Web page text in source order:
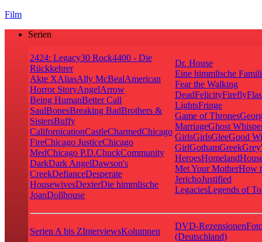
Film
Serien
2424: Legacy30 Rock4400 - Die
Rückkehrer
Akte XAliasAlly McBealAmerican
Horror StoryAngelArrow
Being HumanBetter Call
SaulBonesBreaking BadBrothers &
SistersBuffy
CalifornicationCastleCharmedChicago
FireChicago JusticeChicago
MedChicago P.D.ChuckCommunity
DarkDark AngelDawson's
CreekDefianceDesperate
HousewivesDexterDie himmlische
JoanDollhouse
Dr. House
Eine himmlische
Fear the Walking
DeadFelicityFirefly
LightsFringe
Game of Thrones
MarriageGhost
GirlsGirlsGleeGood
GirlGothamGreek
HeroesHomeland
Met Your MotherHow
JerichoJustified
LegaciesLegends of
Serien A bis ZInterviewsKolumnen
DVD-Rezensionen
(Deutschland)